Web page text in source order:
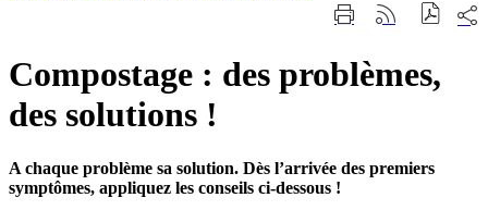
ImprimerGénérer
RSS
sur
Compostage : des problèmes,
des solutions !
Compostage : des problèmes, des solutions
A chaque problème sa solution. Dès l’arrivée des premiers
symptômes, appliquez les conseils ci-dessous !